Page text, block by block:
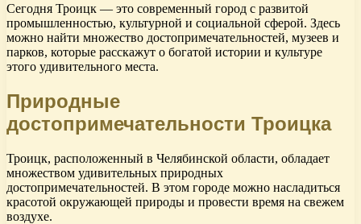
Сегодня Троицк — это современный город с развитой
промышленностью, культурной и социальной сферой. Здесь
можно найти множество достопримечательностей, музеев и
парков, которые расскажут о богатой истории и культуре
этого удивительного места.
Природные
достопримечательности Троицка
Троицк, расположенный в Челябинской области, обладает
множеством удивительных природных
достопримечательностей. В этом городе можно насладиться
красотой окружающей природы и провести время на свежем
воздухе.